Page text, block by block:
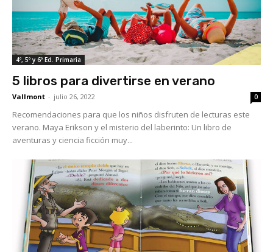
4º, 5º y 6º Ed. Primaria
5 libros para divertirse en verano
Vallmont - julio 26, 2022 0
Recomendaciones para que los niños disfruten de lecturas este
verano. Maya Erikson y el misterio del laberinto: Un libro de
aventuras y ciencia ficción muy...